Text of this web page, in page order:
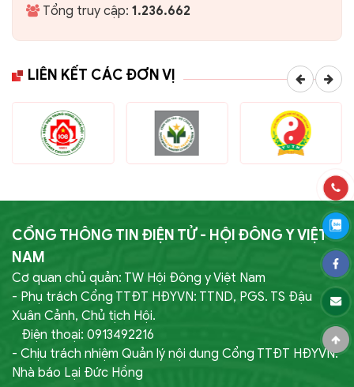
Tổng truy cập: 1.236.662
LIÊN KẾT CÁC ĐƠN VỊ
CỔNG THÔNG TIN ĐIỆN TỬ - HỘI ĐÔNG Y VIỆT
NAM
Cơ quan chủ quản: TW Hội Đông y Việt Nam
- Phụ trách Cổng TTĐT HĐYVN: TTND, PGS. TS Đậu
Xuân Cảnh, Chủ tịch Hội.
Điện thoại: 0913492216
- Chịu trách nhiệm Quản lý nội dung Cổng TTĐT HĐYVN:
Nhà báo Lại Đức Hồng